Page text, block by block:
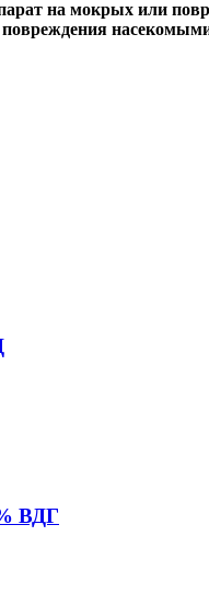
на мокрых или
повреждения
ВДГ